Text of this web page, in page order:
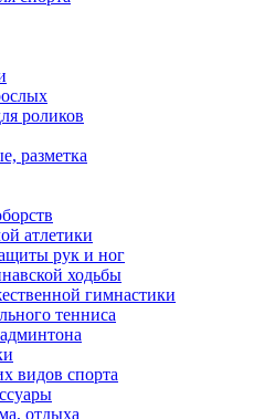
роликов
разметка
атлетики
рук и ног
ходьбы
гимнастики
тенниса
видов спорта
отдыха